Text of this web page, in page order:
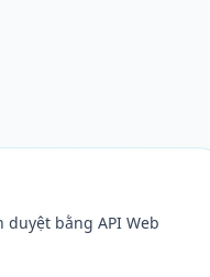
bằng API Web